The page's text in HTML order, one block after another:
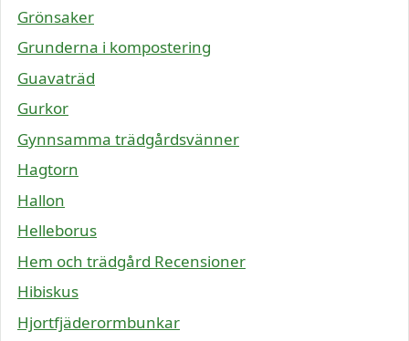
Grönsaker
Grunderna i kompostering
Guavaträd
Gurkor
Gynnsamma trädgårdsvänner
Hagtorn
Hallon
Helleborus
Hem och trädgård Recensioner
Hibiskus
Hjortfjäderormbunkar